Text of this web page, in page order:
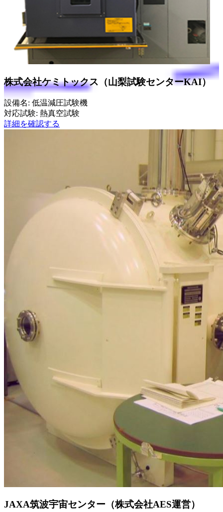
株式会社ケミトックス（山梨試験センターKAI）
設備名: 低温減圧試験機
対応試験: 熱真空試験
詳細を確認する
JAXA筑波宇宙センター（株式会社AES運営）